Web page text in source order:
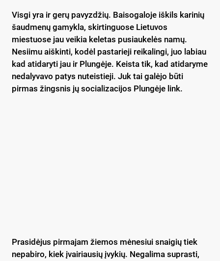
Visgi yra ir gerų pavyzdžių. Baisogaloje iškils karinių
šaudmenų gamykla, skirtinguose Lietuvos
miestuose jau veikia keletas pusiaukelės namų.
Nesiimu aiškinti, kodėl pastarieji reikalingi, juo labiau
kad atidaryti jau ir Plungėje. Keista tik, kad atidaryme
nedalyvavo patys nuteistieji. Juk tai galėjo būti
pirmas žingsnis jų socializacijos Plungėje link.
Prasidėjus pirmajam žiemos mėnesiui snaigių tiek
nepabiro, kiek įvairiausių įvykių. Negalima suprasti,